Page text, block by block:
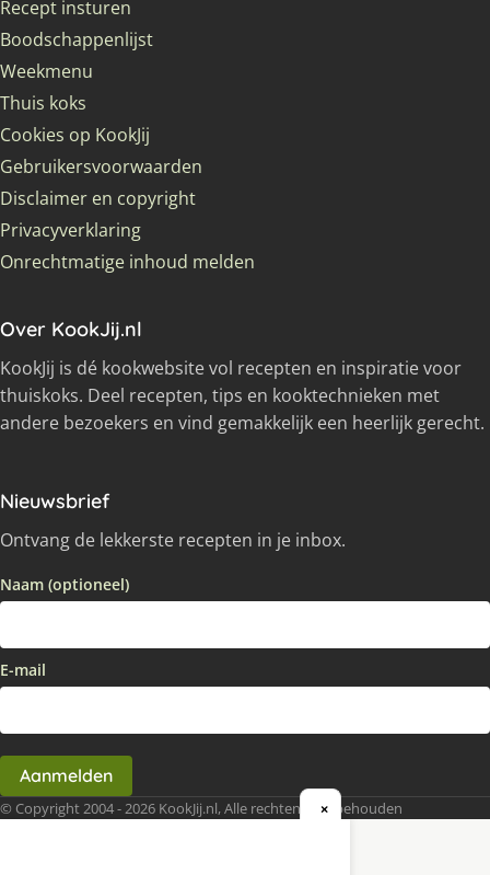
Recept insturen
Boodschappenlijst
Weekmenu
Thuis koks
Cookies op KookJij
Gebruikersvoorwaarden
Disclaimer en copyright
Privacyverklaring
Onrechtmatige inhoud melden
Over KookJij.nl
KookJij is dé kookwebsite vol recepten en inspiratie voor
thuiskoks. Deel recepten, tips en kooktechnieken met
andere bezoekers en vind gemakkelijk een heerlijk gerecht.
Nieuwsbrief
Ontvang de lekkerste recepten in je inbox.
Naam (optioneel)
E-mail
Aanmelden
© Copyright 2004 - 2026 KookJij.nl, Alle rechten voorbehouden
×